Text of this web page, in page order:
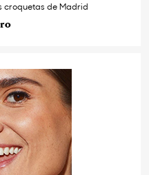
croquetas de Madrid